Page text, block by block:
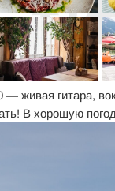
живая гитара,
В хорошую